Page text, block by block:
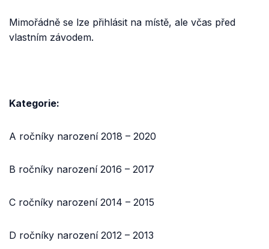
Mimořádně se lze přihlásit na místě, ale včas před
vlastním závodem.
Kategorie:
A ročníky narození 2018 – 2020
B ročníky narození 2016 – 2017
C ročníky narození 2014 – 2015
D ročníky narození 2012 – 2013